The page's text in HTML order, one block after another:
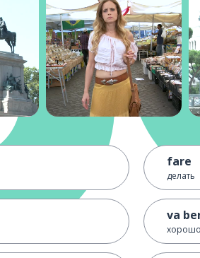
fare
делать
va